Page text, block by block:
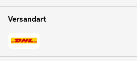
Versandart